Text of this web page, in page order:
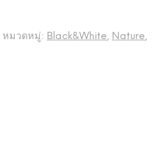
หมวดหมู่: Black&White, Nature,